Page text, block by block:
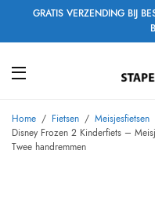
GRATIS VERZENDING BIJ
Home / Fietsen / Meisjesfietsen
Disney Frozen 2 Kinderfiets –
Twee handremmen